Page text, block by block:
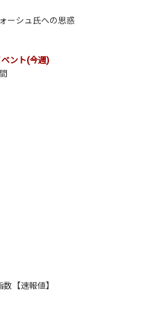
ーシュ氏への思惑
ント(今週)
【速報値】